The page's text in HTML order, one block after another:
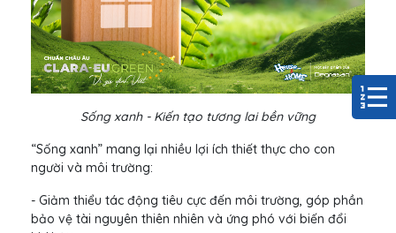
Sống xanh - Kiến tạo tương lai bền vững
“Sống xanh” mang lại nhiều lợi ích thiết thực cho con
người và môi trường:
- Giảm thiểu tác động tiêu cực đến môi trường, góp phần
bảo vệ tài nguyên thiên nhiên và ứng phó với biến đổi